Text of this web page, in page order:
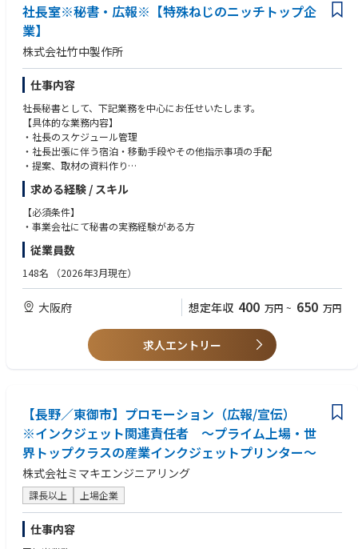
成 など）
•メディア・インフルエンサー向け発送物の準備、管理、発送手配
•社内外関係部署との調整およびスケジュール管理
•必要に応じた新製品発表会・展示イベント等の現場サポート
•その他、広報活動全般に関わるバックオフィス業務
【担当製品】
ノートパソコン / Chromebook / ゲーミングノートパソコン（コンシュー
マー / コマーシャル）/ デスクトップパソコン（コンシューマー / コマー
シャル）/ ポータブルゲーム機 / 一部周辺機器
社長室※秘書・広報※【特殊ねじのニッチトップ企
業】
株式会社竹中製作所
仕事内容
社長秘書として、下記業務を中心にお任せいたします。
【具体的な業務内容】
・社長のスケジュール管理
・社長出張に伴う宿泊・移動手段やその他指示事項の手配
・提案、取材の資料作り
またご入社後は、社外PRのため下記広報業務も段階的に従事いただきたい
と考えております。
・各種プレスリリース、メディア等からの取材対応、社内調整
秘書業務のみならず広報業務についても幅広くチャレンジいただける環境
がございます。
求める経験 / スキル
【必須条件】
・事業会社にて秘書の実務経験がある方
従業員数
148名 （2026年3月現在）
大阪府 想定年収 400 万円 ~ 650 万円
求人エントリー
【長野／東御市】プロモーション（広報/宣伝）
※インクジェット関連責任者 ～プライム上場・世
界トップクラスの産業インクジェットプリンター～
株式会社ミマキエンジニアリング
課長以上 上場企業
仕事内容